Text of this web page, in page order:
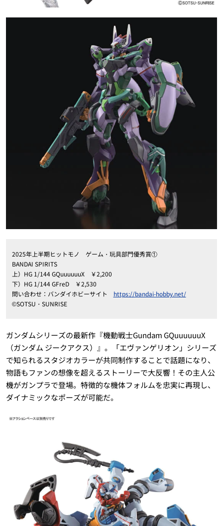
2025年上半期ヒットモノ ゲーム・玩具部門優秀賞①
BANDAI SPIRITS
上）HG 1/144 GQuuuuuuX ￥2,200
下）HG 1/144 GFreD ￥2,530
問い合わせ：バンダイホビーサイト https://bandai-hobby.net/
©SOTSU・SUNRISE
ガンダムシリーズの最新作『機動戦士Gundam GQuuuuuuX
（ガンダム ジークアクス）』。「エヴァンゲリオン」シリーズ
で知られるスタジオカラーが共同制作することで話題になり、
物語もファンの想像を超えるストーリーで大反響！その主人公
機がガンプラで登場。特徴的な機体フォルムを忠実に再現し、
ダイナミックなポーズが可能だ。